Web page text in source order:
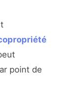
point de